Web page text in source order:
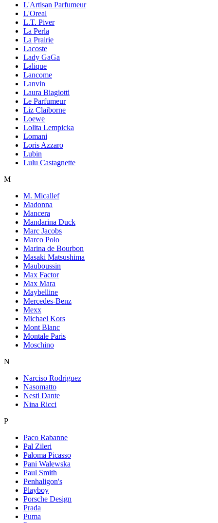
L'Artisan Parfumeur
L'Oreal
L.T. Piver
La Perla
La Prairie
Lacoste
Lady GaGa
Lalique
Lancome
Lanvin
Laura Biagiotti
Le Parfumeur
Liz Claiborne
Loewe
Lolita Lempicka
Lomani
Loris Azzaro
Lubin
Lulu Castagnette
M
M. Micallef
Madonna
Mancera
Mandarina Duck
Marc Jacobs
Marco Polo
Marina de Bourbon
Masaki Matsushima
Mauboussin
Max Factor
Max Mara
Maybelline
Mercedes-Benz
Mexx
Michael Kors
Mont Blanc
Montale Paris
Moschino
N
Narciso Rodriguez
Nasomatto
Nesti Dante
Nina Ricci
P
Paco Rabanne
Pal Zileri
Paloma Picasso
Pani Walewska
Paul Smith
Penhaligon's
Playboy
Porsche Design
Prada
Puma